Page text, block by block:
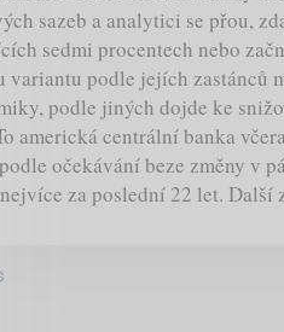
sazeb a analytici se přou,
sedmi procentech nebo
variantu podle jejích zastánců
podle jiných dojde ke
americká centrální banka
očekávání beze změny v
za poslední 22 let.